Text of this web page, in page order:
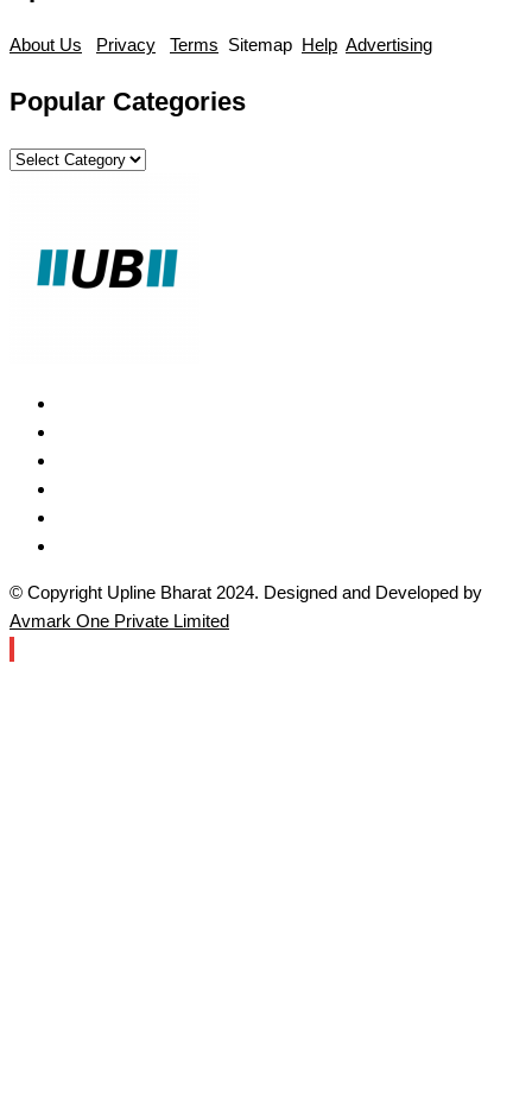
About Us Privacy Terms Sitemap Help Advertising
Popular Categories
Popular
© Copyright Upline Bharat 2024. Designed and Developed by
Avmark One Private Limited